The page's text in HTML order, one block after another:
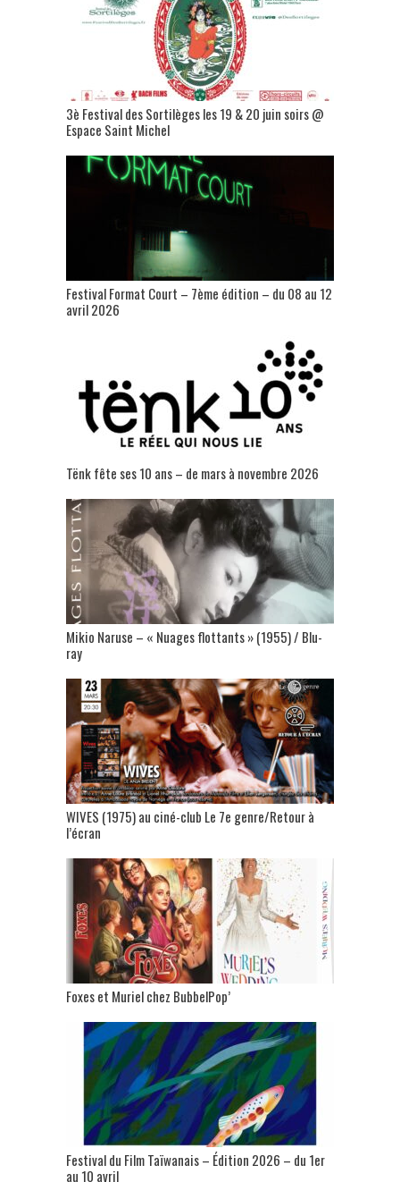
3è Festival des Sortilèges les 19 & 20 juin soirs @
Espace Saint Michel
Festival Format Court – 7ème édition – du 08 au 12
avril 2026
Tënk fête ses 10 ans – de mars à novembre 2026
Mikio Naruse – « Nuages flottants » (1955) / Blu-
ray
WIVES (1975) au ciné-club Le 7e genre/Retour à
l’écran
Foxes et Muriel chez BubbelPop’
Festival du Film Taïwanais – Édition 2026 – du 1er
au 10 avril